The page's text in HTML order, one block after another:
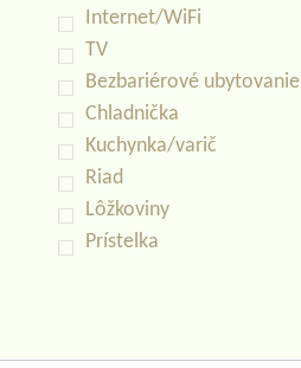
Internet/WiFi
TV
Bezbariérové ubytovanie
Chladnička
Kuchynka/varič
Riad
Lôžkoviny
Prístelka